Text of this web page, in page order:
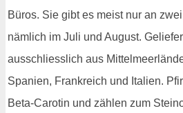
Büros. Sie gibt es meist nur an
nämlich im Juli und August.
ausschliesslich aus
Spanien, Frankreich und Italien.
Beta-Carotin und zählen zum